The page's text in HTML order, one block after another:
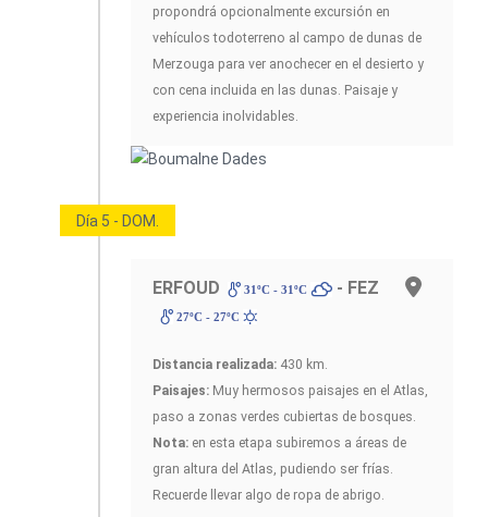
propondrá opcionalmente excursión en
vehículos todoterreno al campo de dunas de
Merzouga para ver anochecer en el desierto y
con cena incluida en las dunas. Paisaje y
experiencia inolvidables.
Día 5 - DOM.
ERFOUD 31ºC - 31ºC - FEZ
27ºC - 27ºC
Distancia realizada: 430 km.
Paisajes: Muy hermosos paisajes en el Atlas,
paso a zonas verdes cubiertas de bosques.
Nota: en esta etapa subiremos a áreas de
gran altura del Atlas, pudiendo ser frías.
Recuerde llevar algo de ropa de abrigo.